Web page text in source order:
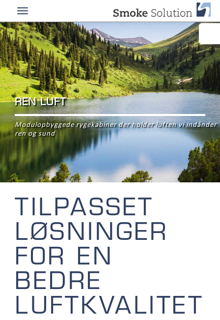
REN LUFT
Modulopbyggede rygekabiner der holder luften vi indånder
ren og sund
TILPASSET
LØSNINGER
FOR EN
BEDRE
LUFTKVALITET